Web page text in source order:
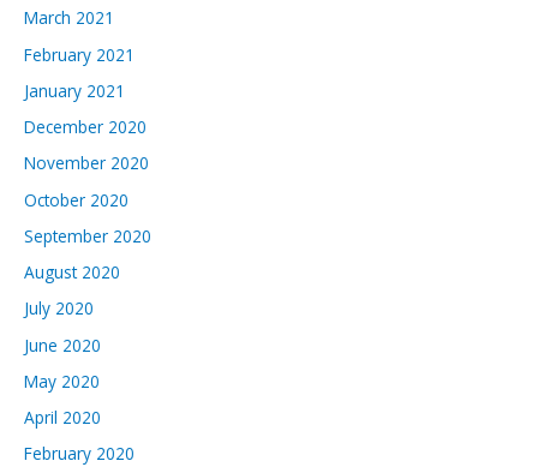
March 2021
February 2021
January 2021
December 2020
November 2020
October 2020
September 2020
August 2020
July 2020
June 2020
May 2020
April 2020
February 2020